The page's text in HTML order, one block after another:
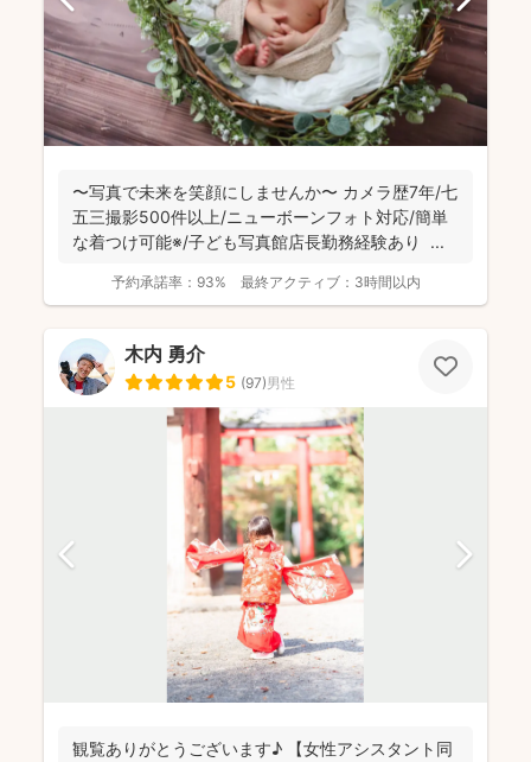
〜写真で未来を笑顔にしませんか〜 カメラ歴7年/七
五三撮影500件以上/ニューボーンフォト対応/簡単
な着つけ可能※/子ども写真館店長勤務経験あり ...
予約承諾率： 93% 最終アクティブ： 3時間以内
木内 勇介
5 (97)男性
観覧ありがとうございます♪ 【女性アシスタント同